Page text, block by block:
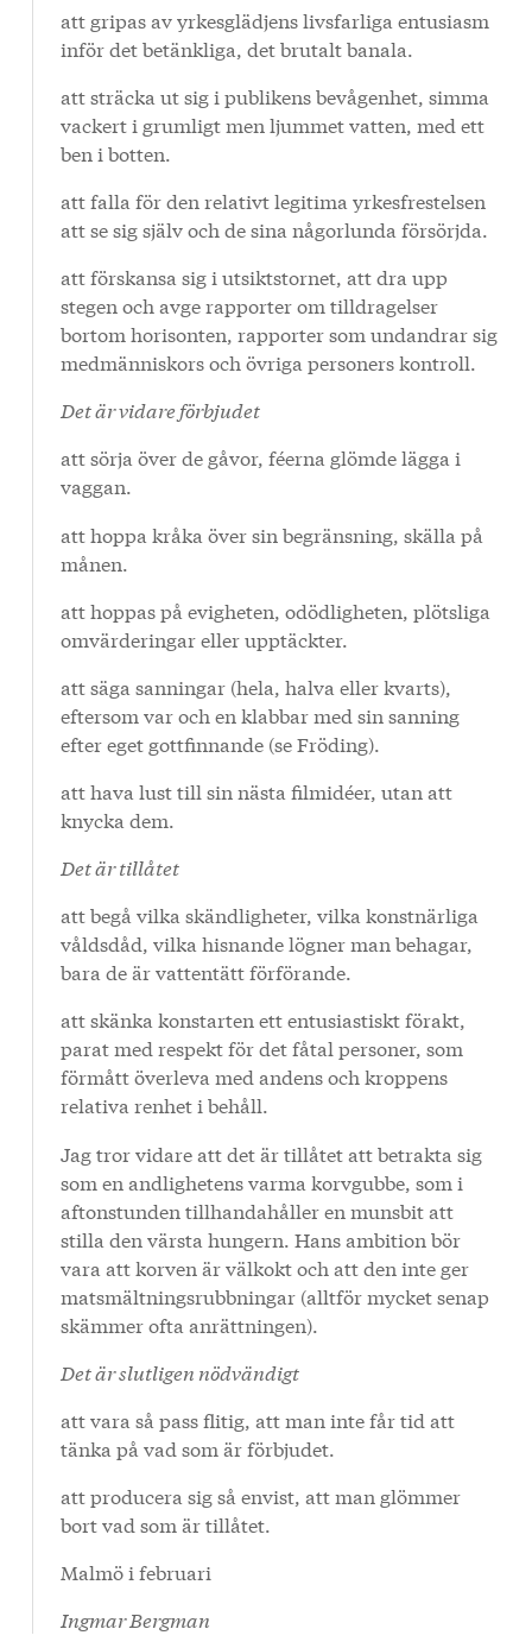
att gripas av yrkesglädjens livsfarliga entusiasm
inför det betänkliga, det brutalt banala.
att sträcka ut sig i publikens bevågenhet, simma
vackert i grumligt men ljummet vatten, med ett
ben i botten.
att falla för den relativt legitima yrkesfrestelsen
att se sig själv och de sina någorlunda försörjda.
att förskansa sig i utsiktstornet, att dra upp
stegen och avge rapporter om tilldragelser
bortom horisonten, rapporter som undandrar sig
medmänniskors och övriga personers kontroll.
Det är vidare förbjudet
att sörja över de gåvor, féerna glömde lägga i
vaggan.
att hoppa kråka över sin begränsning, skälla på
månen.
att hoppas på evigheten, odödligheten, plötsliga
omvärderingar eller upptäckter.
att säga sanningar (hela, halva eller kvarts),
eftersom var och en klabbar med sin sanning
efter eget gottfinnande (se Fröding).
att hava lust till sin nästa filmidéer, utan att
knycka dem.
Det är tillåtet
att begå vilka skändligheter, vilka konstnärliga
våldsdåd, vilka hisnande lögner man behagar,
bara de är vattentätt förförande.
att skänka konstarten ett entusiastiskt förakt,
parat med respekt för det fåtal personer, som
förmått överleva med andens och kroppens
relativa renhet i behåll.
Jag tror vidare att det är tillåtet att betrakta sig
som en andlighetens varma korvgubbe, som i
aftonstunden tillhandahåller en munsbit att
stilla den värsta hungern. Hans ambition bör
vara att korven är välkokt och att den inte ger
matsmältningsrubbningar (alltför mycket senap
skämmer ofta anrättningen).
Det är slutligen nödvändigt
att vara så pass flitig, att man inte får tid att
tänka på vad som är förbjudet.
att producera sig så envist, att man glömmer
bort vad som är tillåtet.
Malmö i februari
Ingmar Bergman